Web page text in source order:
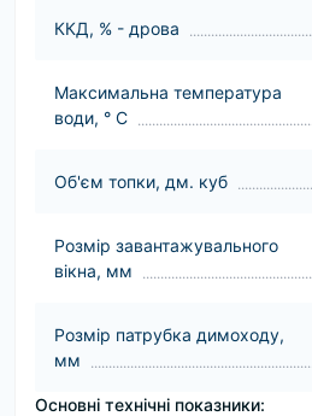
ККД, % - дрова
Максимальна температура
води, ° С
Об'єм топки, дм. куб
Розмір завантажувального
вікна, мм
Розмір патрубка димоходу,
мм
Основні технічні показники: